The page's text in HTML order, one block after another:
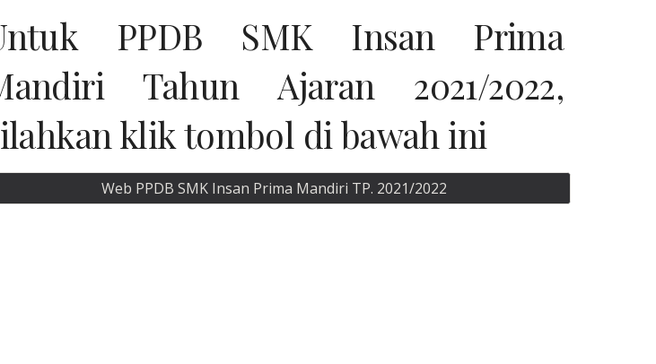
PPDB SMK Insan Prima
Tahun Ajaran 2021/2022,
klik tombol di bawah ini
Web PPDB SMK Insan Prima Mandiri TP. 2021/2022